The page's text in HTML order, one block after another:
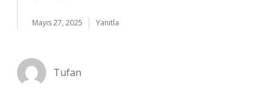
Mayıs 27, 2025 Yanıtla
Tufan